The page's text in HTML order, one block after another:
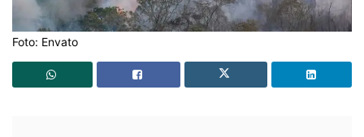
Foto: Envato